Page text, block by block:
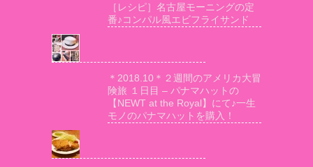
［レシピ］名古屋モーニングの定
番♪コンパル風エビフライサンド
＊2018.10＊２週間のアメリカ大冒
険旅 １日目 – パナマハットの
【NEWT at the Royal】にて♪一生
モノのパナマハットを購入！